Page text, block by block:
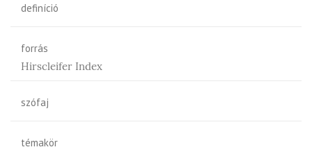
definíció
forrás
Hirscleifer Index
szófaj
témakör